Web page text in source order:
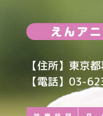
【住所】東京
【電話】03-